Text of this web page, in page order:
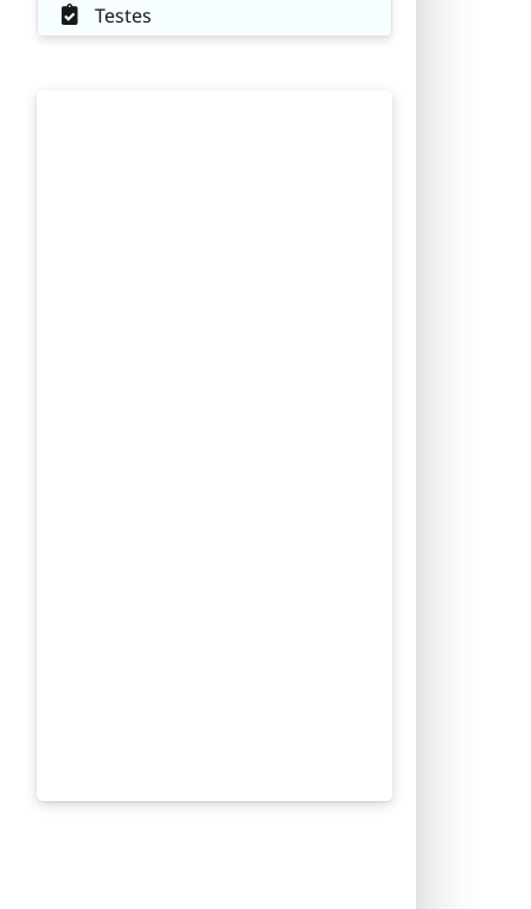
Testes